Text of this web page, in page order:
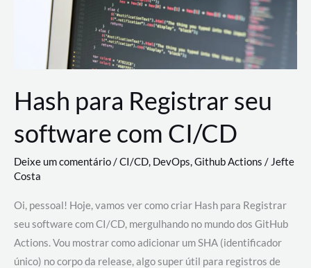
desenvolvimento
Hash para Registrar seu
software com CI/CD
Deixe um comentário/CI/CD, DevOps,Github Actions /Jefte
Costa
Oi, pessoal! Hoje, vamos ver como criar Hash para Registrar
seu software com CI/CD, mergulhando no mundo dos GitHub
Actions. Vou mostrar como adicionar um SHA (identificador
único) no corpo da release, algo super útil para registros de